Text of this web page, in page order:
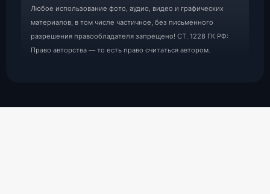
Любое использование фото, аудио, видео и графических
материалов, в том числе частичное, без письменного
разрешения правообладателя запрещено! СТ. 1228 ГК РФ:
Право авторства — то есть право считаться автором.